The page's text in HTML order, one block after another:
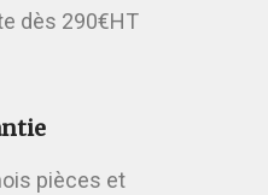
dès 290€HT
pièces et